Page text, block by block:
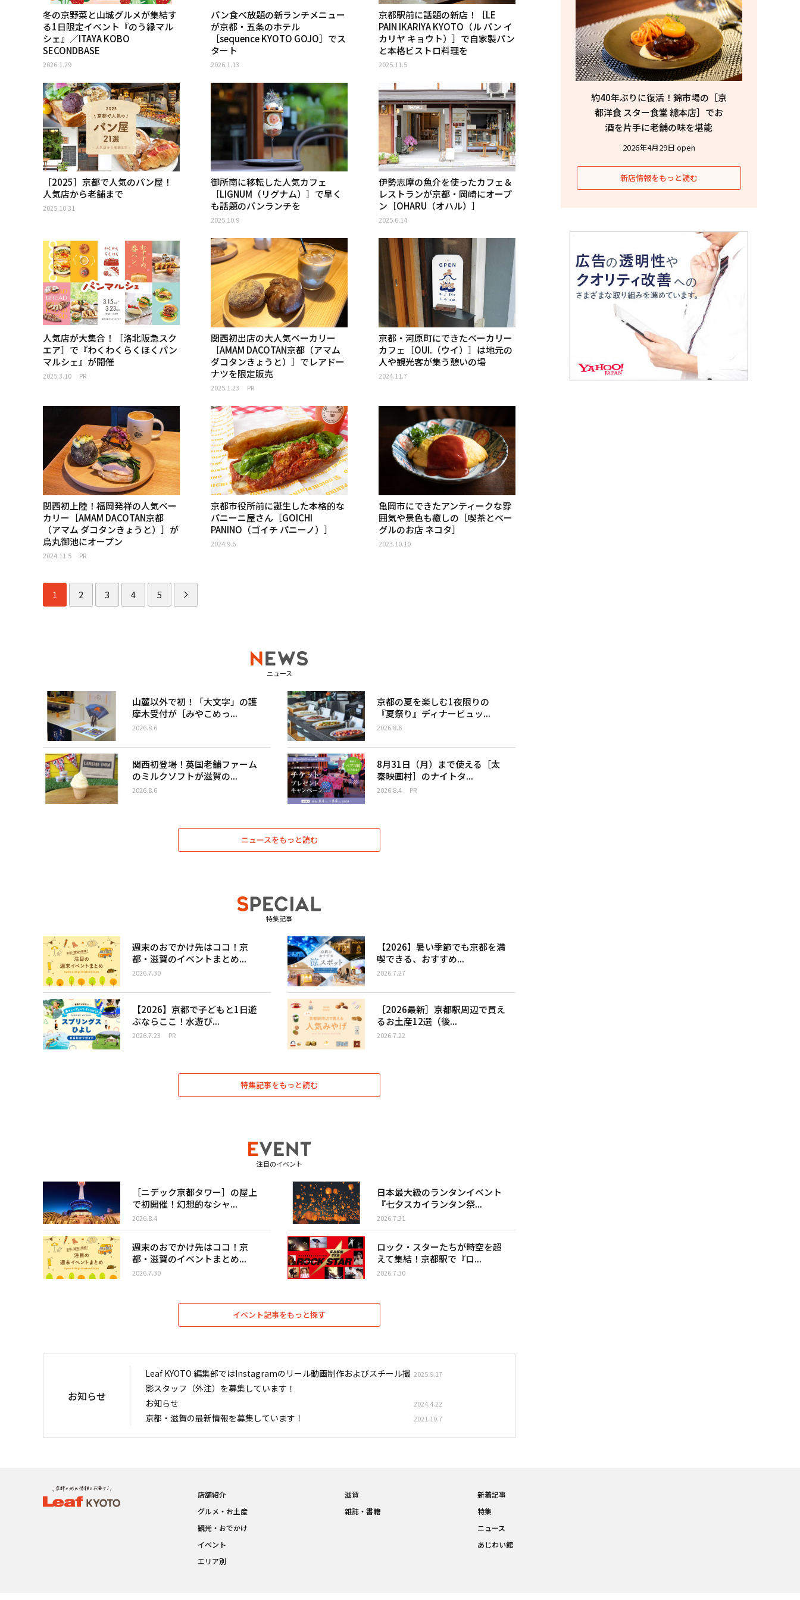
冬の京野菜と山城グルメが集結す
る1日限定イベント『のう縁マル
シェ』／ITAYA KOBO
SECONDBASE
2026.1.29
パン食べ放題の新ランチメニュー
が京都・五条のホテル
［sequence KYOTO GOJO］でス
タート
2026.1.13
京都駅前に話題の新店！［LE
PAIN IKARIYA KYOTO（ル パン イ
カリヤ キョウト）］で自家製パン
と本格ビストロ料理を
2025.11.5
［2025］京都で人気のパン屋！
人気店から老舗まで
2025.10.31
御所南に移転した人気カフェ
［LIGNUM（リグナム）］で早く
も話題のパンランチを
2025.10.9
伊勢志摩の魚介を使ったカフェ＆
レストランが京都・岡崎にオープ
ン［OHARU（オハル）］
2025.6.14
人気店が大集合！［洛北阪急スク
エア］で『わくわくらくほくパン
マルシェ』が開催
2025.3.10 PR
関西初出店の大人気ベーカリー
［AMAM DACOTAN京都（アマム
ダコタンきょうと）］でレアドー
ナツを限定販売
2025.1.23 PR
京都・河原町にできたベーカリー
カフェ［OUI.（ウイ）］は地元の
人や観光客が集う憩いの場
2024.11.7
関西初上陸！福岡発祥の人気ベー
カリー［AMAM DACOTAN京都
（アマム ダコタンきょうと）］が
烏丸御池にオープン
2024.11.5 PR
京都市役所前に誕生した本格的な
パニーニ屋さん［GOICHI
PANINO（ゴイチ パニーノ）］
2024.9.6
亀岡市にできたアンティークな雰
囲気や景色も癒しの［喫茶とベー
グルのお店 ネコタ］
2023.10.10
1 2 3 4 5
ニュース
山麓以外で初！「大文字」の護
摩木受付が［みやこめっ...
2026.8.6
京都の夏を楽しむ1夜限りの
『夏祭り』ディナービュッ...
2026.8.6
関西初登場！英国老舗ファーム
のミルクソフトが滋賀の...
2026.8.6
8月31日（月）まで使える［太
秦映画村］のナイトタ...
2026.8.4 PR
ニュースをもっと読む
特集記事
週末のおでかけ先はココ！京
都・滋賀のイベントまとめ...
2026.7.30
【2026】暑い季節でも京都を満
喫できる、おすすめ...
2026.7.27
【2026】京都で子どもと1日遊
ぶならここ！水遊び...
2026.7.23 PR
［2026最新］京都駅周辺で買え
るお土産12選（後...
2026.7.22
特集記事をもっと読む
注目のイベント
［ニデック京都タワー］の屋上
で初開催！幻想的なシャ...
2026.8.4
日本最大級のランタンイベント
『七夕スカイランタン祭...
2026.7.31
週末のおでかけ先はココ！京
都・滋賀のイベントまとめ...
2026.7.30
ロック・スターたちが時空を超
えて集結！京都駅で『ロ...
2026.7.30
イベント記事をもっと探す
約40年ぶりに復活！錦市場の［京
都洋食 スター食堂 總本店］でお
酒を片手に老舗の味を堪能
2026年4月29日 open
新店情報をもっと読む
お知らせ
Leaf KYOTO 編集部ではInstagramのリール動画制作およびスチール撮
影スタッフ（外注）を募集しています！
2025.9.17
お知らせ 2024.4.22
京都・滋賀の最新情報を募集しています！ 2021.10.7
店舗紹介
グルメ・お土産
観光・おでかけ
イベント
エリア別
滋賀
雑誌・書籍
新着記事
特集
ニュース
あじわい館